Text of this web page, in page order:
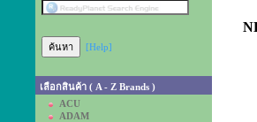
[Help]
เลือกสินค้า ( A - Z Brands )
ACU
ADAM